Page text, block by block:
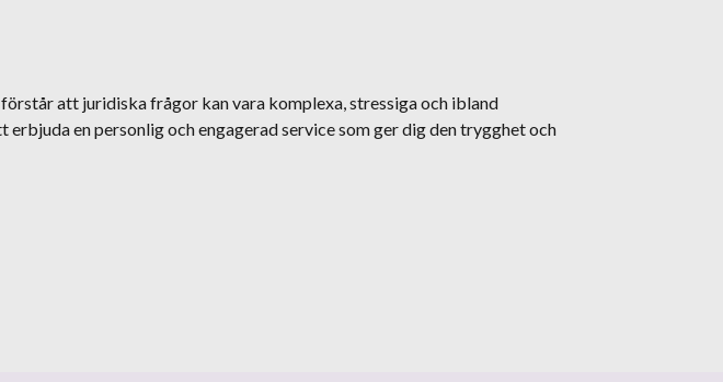
att juridiska frågor kan vara komplexa, stressiga och ibland
en personlig och engagerad service som ger dig den trygghet och